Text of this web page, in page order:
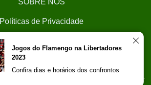
SOBRE NÓS
Políticas de Privacidade
Trabalhe Conosco
Jogos do Flamengo na Libertadores
2023
Confira dias e horários dos confrontos